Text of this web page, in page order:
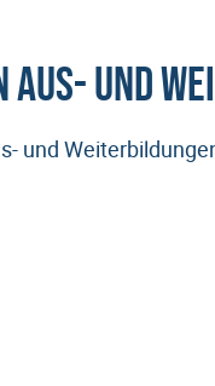
und
und